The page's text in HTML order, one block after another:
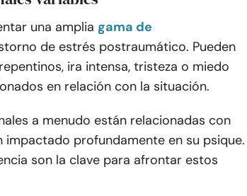
una amplia gama de
de estrés postraumático. Pueden
ira intensa, tristeza o miedo
en relación con la situación.
a menudo están relacionadas con
impactado profundamente en su psique.
son la clave para afrontar estos